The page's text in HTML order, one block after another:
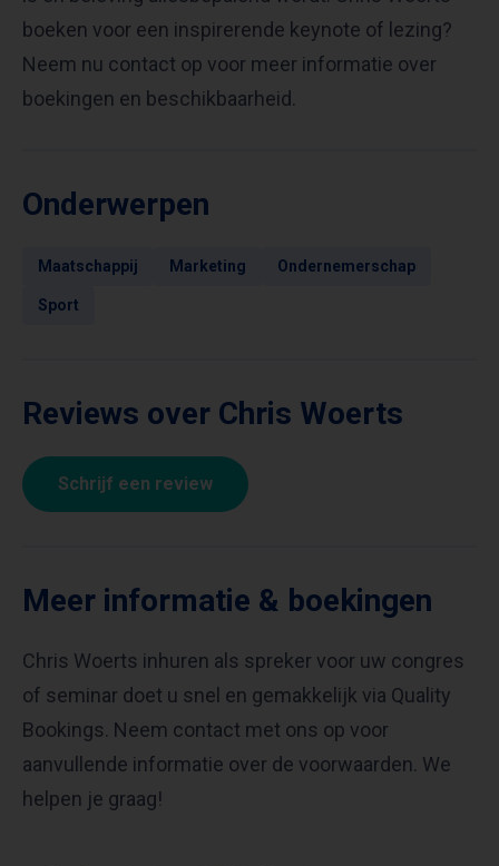
boeken voor een inspirerende keynote of lezing?
Neem nu contact op voor meer informatie over
boekingen en beschikbaarheid.
Onderwerpen
Maatschappij Marketing Ondernemerschap
Sport
Reviews over Chris Woerts
Schrijf een review
Meer informatie & boekingen
Chris Woerts inhuren als spreker voor uw congres
of seminar doet u snel en gemakkelijk via Quality
Bookings. Neem contact met ons op voor
aanvullende informatie over de voorwaarden. We
helpen je graag!